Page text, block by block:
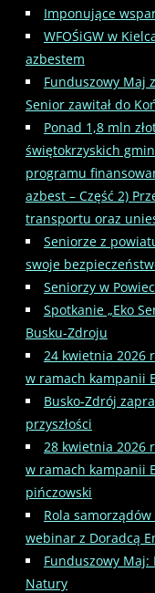
Imponujące
WFOŚiGW w
azbestem
Funduszowy Maj
Senior zawitał do
Ponad 1,8 mln
świętokrzyskich
programu
azbest – Część 2)
transportu oraz
Seniorze z
swoje
Seniorzy w
Spotkanie „Eko
Busku-Zdroju
24 kwietnia 2026
w ramach kampanii
Busko‑Zdrój
przyszłości
28 kwietnia 2026
w ramach kampanii
pińczowski
Rola
webinar z Doradcą
Funduszowy Maj:
Natury